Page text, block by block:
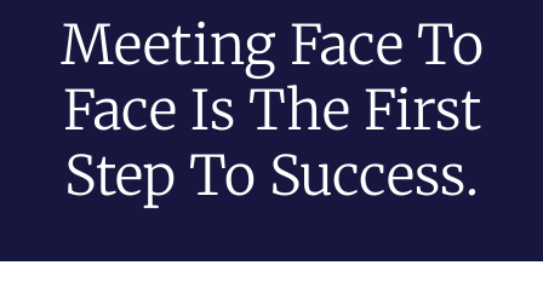
Meeting Face To
Face Is The First
Step To Success.